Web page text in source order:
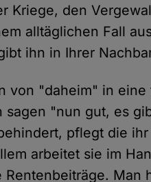
Kriege, den
alltäglichen Fall
ihn in Ihrer
von "daheim" in eine
"nun gut, es
pflegt die
arbeitet sie im
Man